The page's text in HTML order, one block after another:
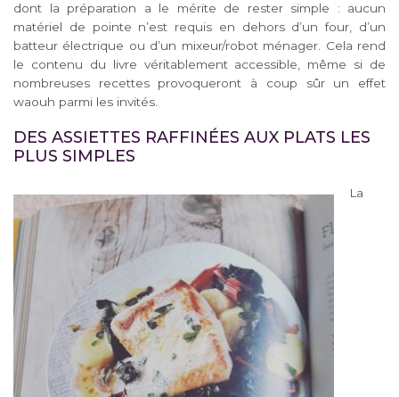
dont la préparation a le mérite de rester simple : aucun
matériel de pointe n’est requis en dehors d’un four, d’un
batteur électrique ou d’un mixeur/robot ménager. Cela rend
le contenu du livre véritablement accessible, même si de
nombreuses recettes provoqueront à coup sûr un effet
waouh parmi les invités.
DES ASSIETTES RAFFINÉES AUX PLATS LES
PLUS SIMPLES
La